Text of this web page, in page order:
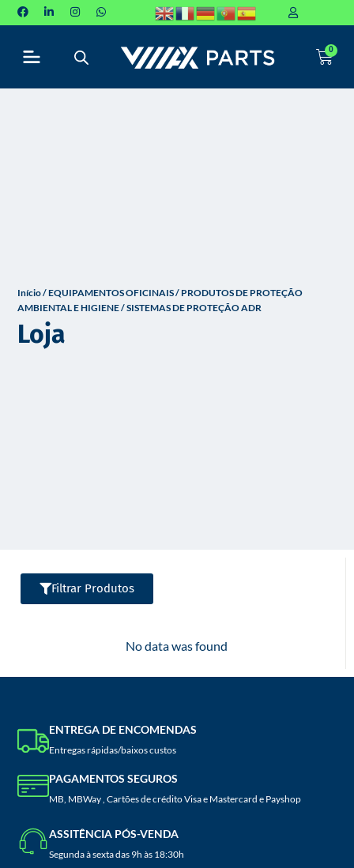
P
e
ú
d
0
Início/EQUIPAMENTOS OFICINAIS/ PRODUTOS DE PROTEÇÃO
AMBIENTAL E HIGIENE/ SISTEMAS DE PROTEÇÃO ADR
Loja
Filtrar Produtos
No data was found
ENTREGA DE ENCOMENDAS
Entregas rápidas/baixos custos
PAGAMENTOS SEGUROS
MB, MBWay , Cartões de crédito Visa e Mastercard e Payshop
ASSITÊNCIA PÓS-VENDA
Segunda à sexta das 9h às 18:30h